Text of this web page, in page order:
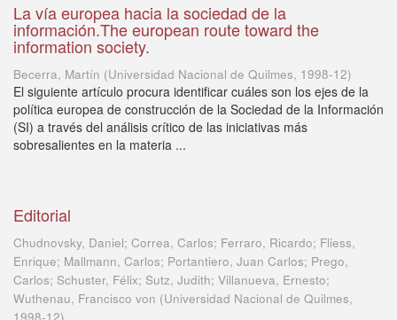
La vía europea hacia la sociedad de la
información.The european route toward the
information society.
Becerra, Martín (Universidad Nacional de Quilmes, 1998-12)
El siguiente artículo procura identificar cuáles son los ejes de la
política europea de construcción de la Sociedad de la Información
(SI) a través del análisis crítico de las iniciativas más
sobresalientes en la materia ...
Editorial
Chudnovsky, Daniel; Correa, Carlos; Ferraro, Ricardo; Fliess,
Enrique; Mallmann, Carlos; Portantiero, Juan Carlos; Prego,
Carlos; Schuster, Félix; Sutz, Judith; Villanueva, Ernesto;
Wuthenau, Francisco von (Universidad Nacional de Quilmes,